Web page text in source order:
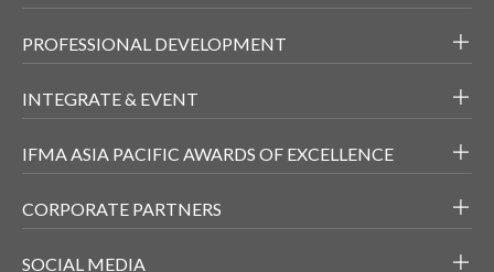
PROFESSIONAL DEVELOPMENT
INTEGRATE & EVENT
IFMA ASIA PACIFIC AWARDS OF EXCELLENCE
CORPORATE PARTNERS
SOCIAL MEDIA